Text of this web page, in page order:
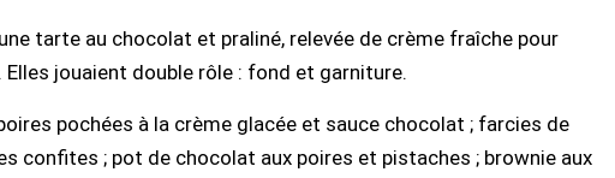
tarte au chocolat et praliné, relevée de crème fraîche pour
jouaient double rôle : fond et garniture.
pochées à la crème glacée et sauce chocolat ; farcies de
confites ; pot de chocolat aux poires et pistaches ; brownie aux